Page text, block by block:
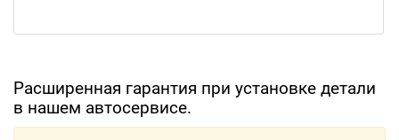
Расширенная гарантия при установке детали
в нашем автосервисе.